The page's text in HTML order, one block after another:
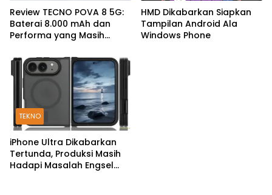
Review TECNO POVA 8 5G:
Baterai 8.000 mAh dan
Performa yang Masih
HMD Dikabarkan Siapkan
Tampilan Android Ala
Windows Phone
TEKNO
iPhone Ultra Dikabarkan
Tertunda, Produksi Masih
Hadapi Masalah Engsel